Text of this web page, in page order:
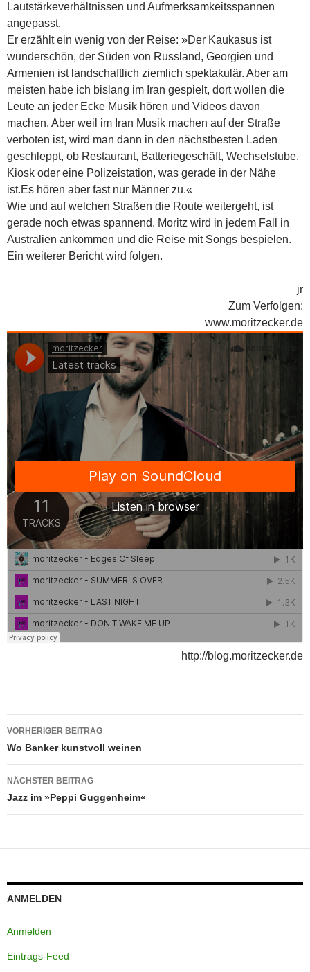
Lautstärkeverhältnissen und Aufmerksamkeitsspannen
angepasst.
Er erzählt ein wenig von der Reise: »Der Kaukasus ist
wunderschön, der Süden von Russland, Georgien und
Armenien ist landschaftlich ziemlich spektakulär. Aber am
meisten habe ich bislang im Iran gespielt, dort wollen die
Leute an jeder Ecke Musik hören und Videos davon
machen. Aber weil im Iran Musik machen auf der Straße
verboten ist, wird man dann in den nächstbesten Laden
geschleppt, ob Restaurant, Batteriegeschäft, Wechselstube,
Kiosk oder eine Polizeistation, was gerade in der Nähe
ist.Es hören aber fast nur Männer zu.«
Wie und auf welchen Straßen die Route weitergeht, ist
gerade noch etwas spannend. Moritz wird in jedem Fall in
Australien ankommen und die Reise mit Songs bespielen.
Ein weiterer Bericht wird folgen.
jr
Zum Verfolgen:
www.moritzecker.de
http://blog.moritzecker.de
Beitragsnavigation
VORHERIGER BEITRAG
Wo Banker kunstvoll weinen
NÄCHSTER BEITRAG
Jazz im »Peppi Guggenheim«
ANMELDEN
Anmelden
Eintrags-Feed